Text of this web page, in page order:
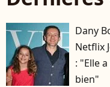
Dany
Netflix
: "Elle
bien"